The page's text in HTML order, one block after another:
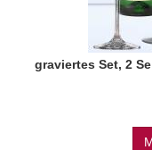
graviertes Set, 2